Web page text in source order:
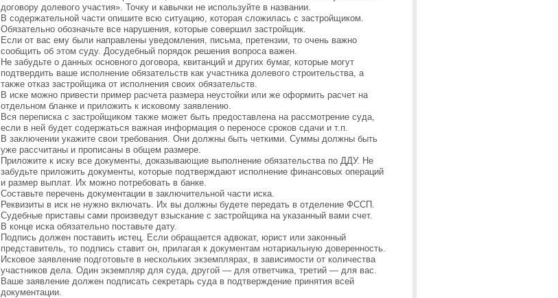
договору долевого участия». Точку и кавычки не используйте в названии.
В содержательной части опишите всю ситуацию, которая сложилась с застройщиком.
Обязательно обозначьте все нарушения, которые совершил застройщик.
Если от вас ему были направлены уведомления, письма, претензии, то очень важно
сообщить об этом суду. Досудебный порядок решения вопроса важен.
Не забудьте о данных основного договора, квитанций и других бумаг, которые могут
подтвердить ваше исполнение обязательств как участника долевого строительства, а
также отказ застройщика от исполнения своих обязательств.
В иске можно привести пример расчета размера неустойки или же оформить расчет на
отдельном бланке и приложить к исковому заявлению.
Вся переписка с застройщиком также может быть предоставлена на рассмотрение суда,
если в ней будет содержаться важная информация о переносе сроков сдачи и т.п.
В заключении укажите свои требования. Они должны быть четкими. Суммы должны быть
уже рассчитаны и прописаны в общем размере.
Приложите к иску все документы, доказывающие выполнение обязательства по ДДУ. Не
забудьте приложить документы, которые подтверждают исполнение финансовых операций
и размер выплат. Их можно потребовать в банке.
Составьте перечень документации в заключительной части иска.
Реквизиты в иск не нужно включать. Их вы должны будете передать в отделение ФССП.
Судебные приставы сами произведут взыскание с застройщика на указанный вами счет.
В конце иска обязательно поставьте дату.
Подпись должен поставить истец. Если обращается адвокат, юрист или законный
представитель, то подпись ставит он, прилагая к документам нотариальную доверенность.
Исковое заявление подготовьте в нескольких экземплярах, в зависимости от количества
участников дела. Один экземпляр для суда, другой — для ответчика, третий — для вас.
Ваше заявление должен подписать секретарь суда в подтверждение принятия всей
документации.